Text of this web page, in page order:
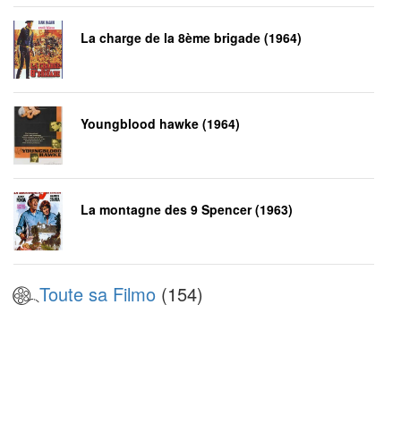
La charge de la 8ème brigade (1964)
Youngblood hawke (1964)
La montagne des 9 Spencer (1963)
Toute sa Filmo (154)